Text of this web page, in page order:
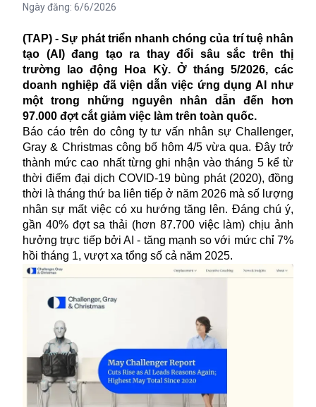
Ngày đăng: 6/6/2026
(TAP) - Sự phát triển nhanh chóng của trí tuệ nhân
tạo (AI) đang tạo ra thay đổi sâu sắc trên thị
trường lao động Hoa Kỳ. Ở tháng 5/2026, các
doanh nghiệp đã viện dẫn việc ứng dụng AI như
một trong những nguyên nhân dẫn đến hơn
97.000 đợt cắt giảm việc làm trên toàn quốc.
Báo cáo trên do công ty tư vấn nhân sự Challenger,
Gray & Christmas công bố hôm 4/5 vừa qua. Đây trở
thành mức cao nhất từng ghi nhận vào tháng 5 kể từ
thời điểm đại dịch COVID-19 bùng phát (2020), đồng
thời là tháng thứ ba liên tiếp ở năm 2026 mà số lượng
nhân sự mất việc có xu hướng tăng lên. Đáng chú ý,
gần 40% đợt sa thải (hơn 87.700 việc làm) chịu ảnh
hưởng trực tiếp bởi AI - tăng mạnh so với mức chỉ 7%
hồi tháng 1, vượt xa tổng số cả năm 2025.